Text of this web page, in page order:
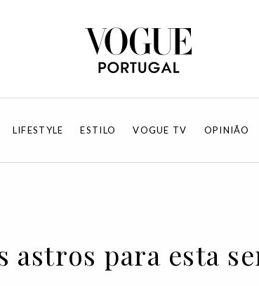
LIFESTYLE ESTILO VOGUE TV OPINIÃO
astros para esta